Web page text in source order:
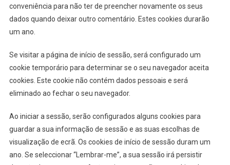
conveniência para não ter de preencher novamente os seus
dados quando deixar outro comentário. Estes cookies durarão
um ano.
Se visitar a página de início de sessão, será configurado um
cookie temporário para determinar se o seu navegador aceita
cookies. Este cookie não contém dados pessoais e será
eliminado ao fechar o seu navegador.
Ao iniciar a sessão, serão configurados alguns cookies para
guardar a sua informação de sessão e as suas escolhas de
visualização de ecrã. Os cookies de início de sessão duram um
ano. Se seleccionar “Lembrar-me”, a sua sessão irá persistir